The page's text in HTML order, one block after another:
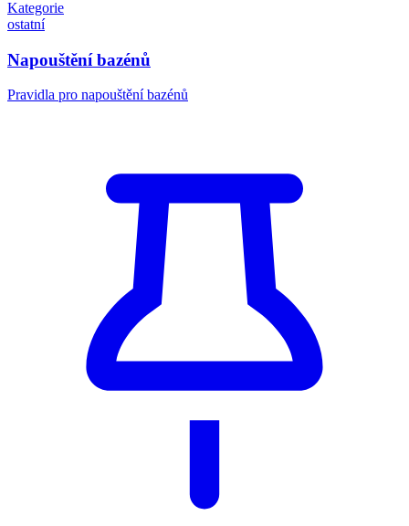
Kategorie
ostatní
Napouštění bazénů
Pravidla pro napouštění bazénů